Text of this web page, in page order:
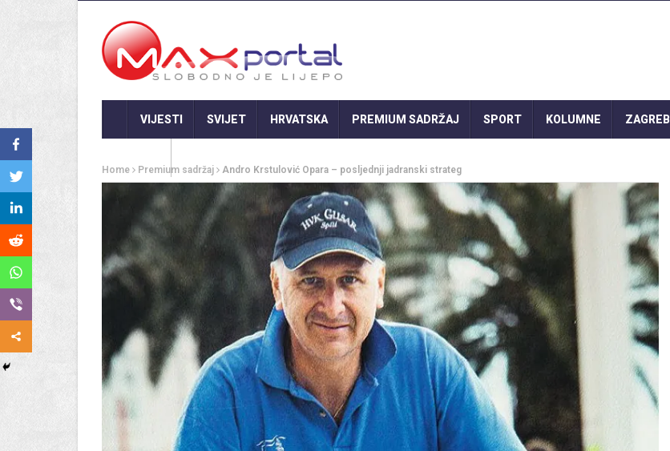
VIJESTI SVIJET HRVATSKA PREMIUM SADRŽAJ SPORT KOLUMNE ZAGREB
Home Premium sadržaj Andro Krstulović Opara – posljednji jadranski strateg